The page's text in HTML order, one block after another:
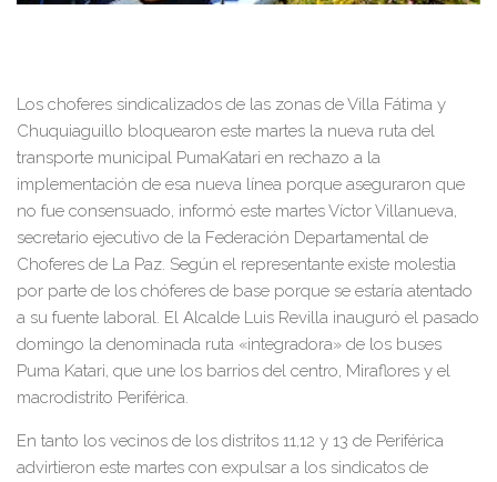
Los choferes sindicalizados de las zonas de Villa Fátima y
Chuquiaguillo bloquearon este martes la nueva ruta del
transporte municipal PumaKatari en rechazo a la
implementación de esa nueva línea porque aseguraron que
no fue consensuado, informó este martes Víctor Villanueva,
secretario ejecutivo de la Federación Departamental de
Choferes de La Paz. Según el representante existe molestia
por parte de los chóferes de base porque se estaría atentado
a su fuente laboral. El Alcalde Luis Revilla inauguró el pasado
domingo la denominada ruta «integradora» de los buses
Puma Katari, que une los barrios del centro, Miraflores y el
macrodistrito Periférica.
En tanto los vecinos de los distritos 11,12 y 13 de Periférica
advirtieron este martes con expulsar a los sindicatos de